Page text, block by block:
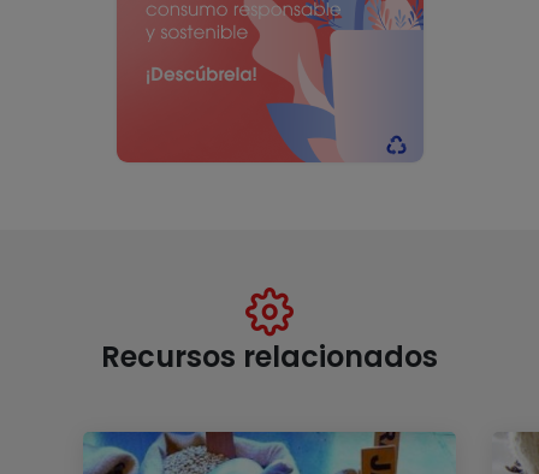
Recursos relacionados